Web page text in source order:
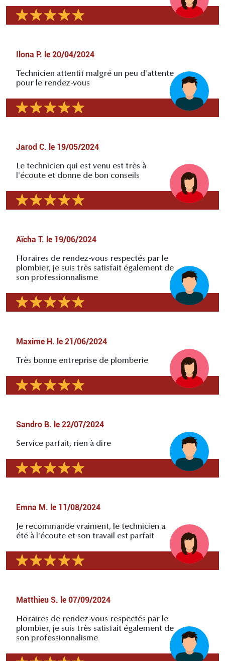
Ilona P. le 20/04/2024
Technicien attentif malgré un peu d'attente
pour le rendez-vous
Jarod C. le 19/05/2024
Le technicien qui est venu est très à
l'écoute et donne de bon conseils
Aïcha T. le 19/06/2024
Horaires de rendez-vous respectés par le
plombier, je suis très satisfait également de
son professionnalisme
Maxime H. le 21/06/2024
Très bonne entreprise de plomberie
Sandro B. le 22/07/2024
Service parfait, rien à dire
Emna M. le 11/08/2024
Je recommande vraiment, le technicien a
été à l'écoute et son travail est parfait
Matthieu S. le 07/09/2024
Horaires de rendez-vous respectés par le
plombier, je suis très satisfait également de
son professionnalisme